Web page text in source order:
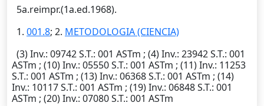
5a.reimpr.(1a.ed.1968).
1. 001.8; 2. METODOLOGIA (CIENCIA)
(3)Inv.: 09742S.T.: 001 ASTm ; (4)Inv.: 23942S.T.: 001
ASTm ; (10)Inv.: 05550S.T.: 001 ASTm ; (11)Inv.: 11253
S.T.: 001 ASTm ; (13)Inv.: 06368S.T.: 001 ASTm ; (14)
Inv.: 10117S.T.: 001 ASTm ; (19)Inv.: 06848S.T.: 001
ASTm ; (20)Inv.: 07080S.T.: 001 ASTm